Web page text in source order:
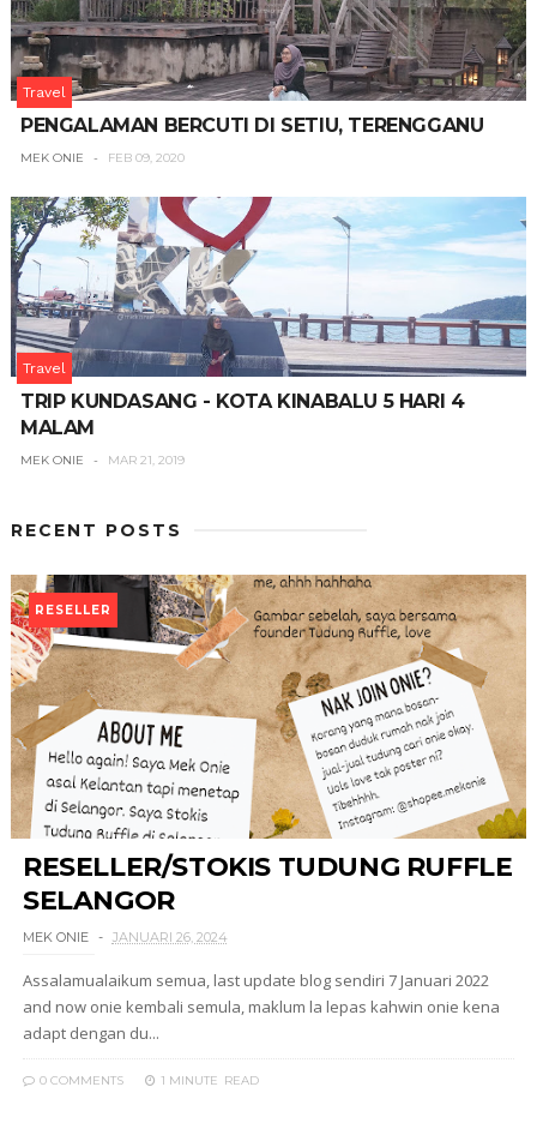
Travel
PENGALAMAN BERCUTI DI SETIU, TERENGGANU
MEK ONIE FEB 09, 2020
Travel
TRIP KUNDASANG - KOTA KINABALU 5 HARI 4
MALAM
MEK ONIE MAR 21, 2019
RECENT POSTS
RESELLER
RESELLER/STOKIS TUDUNG RUFFLE
SELANGOR
MEK ONIE JANUARI 26, 2024
Assalamualaikum semua, last update blog sendiri 7 Januari 2022
and now onie kembali semula, maklum la lepas kahwin onie kena
adapt dengan du...
0 COMMENTS 1 MINUTE READ